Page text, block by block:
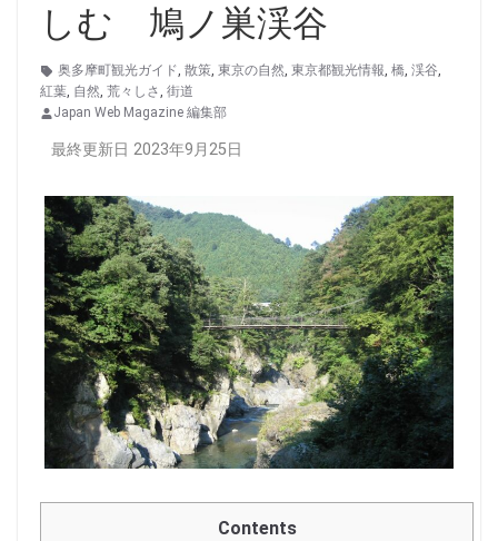
しむ 鳩ノ巣渓谷
奥多摩町観光ガイド, 散策, 東京の自然, 東京都観光情報, 橋, 渓谷,
紅葉, 自然, 荒々しさ, 街道
Japan Web Magazine 編集部
最終更新日 2023年9月25日
Contents